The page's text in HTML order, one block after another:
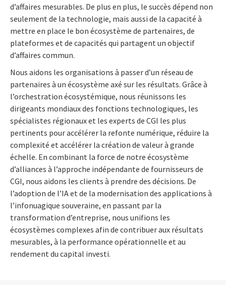
d’affaires mesurables. De plus en plus, le succès dépend non
seulement de la technologie, mais aussi de la capacité à
mettre en place le bon écosystème de partenaires, de
plateformes et de capacités qui partagent un objectif
d’affaires commun.
Nous aidons les organisations à passer d’un réseau de
partenaires à un écosystème axé sur les résultats. Grâce à
l’orchestration écosystémique, nous réunissons les
dirigeants mondiaux des fonctions technologiques, les
spécialistes régionaux et les experts de CGI les plus
pertinents pour accélérer la refonte numérique, réduire la
complexité et accélérer la création de valeur à grande
échelle. En combinant la force de notre écosystème
d’alliances à l’approche indépendante de fournisseurs de
CGI, nous aidons les clients à prendre des décisions. De
l’adoption de l’IA et de la modernisation des applications à
l’infonuagique souveraine, en passant par la
transformation d’entreprise, nous unifions les
écosystèmes complexes afin de contribuer aux résultats
mesurables, à la performance opérationnelle et au
rendement du capital investi.